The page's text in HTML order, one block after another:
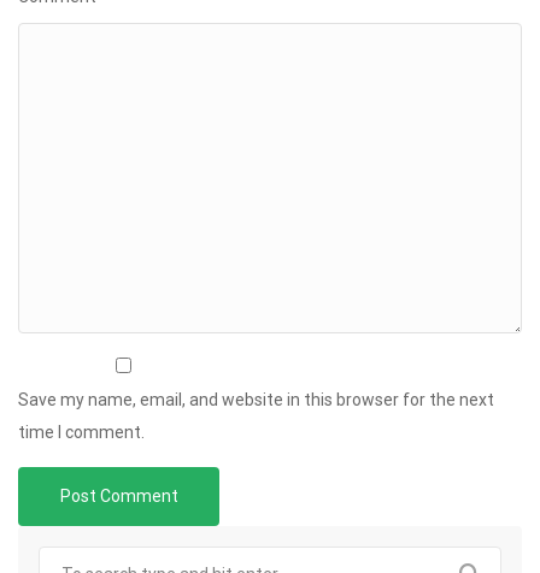
Save my name, email, and website in this browser for the next
time I comment.